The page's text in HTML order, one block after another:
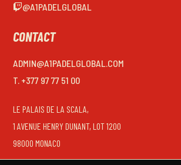
@A1PADELGLOBAL
CONTACT
ADMIN@A1PADELGLOBAL.COM
T. +377 97 77 51 00
LE PALAIS DE LA SCALA,
1 AVENUE HENRY DUNANT, LOT 1200
98000 MONACO